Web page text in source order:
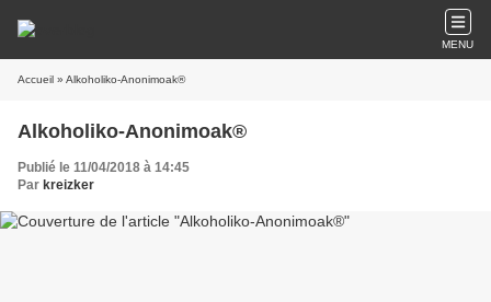
MENU
Accueil » Alkoholiko-Anonimoak®
Alkoholiko-Anonimoak®
Publié le 11/04/2018 à 14:45
Par kreizker